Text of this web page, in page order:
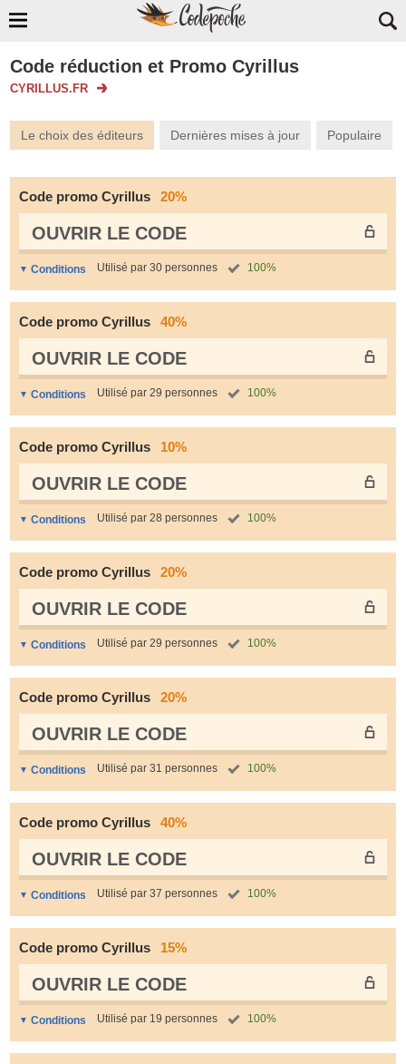
Code réduction et Promo Cyrillus
CYRILLUS.FR
Le choix des éditeurs Dernières mises à jour Populaire
Code promo Cyrillus 20%
OUVRIR LE СODE
Conditions Utilisé par 30 personnes 100%
Code promo Cyrillus 40%
OUVRIR LE СODE
Conditions Utilisé par 29 personnes 100%
Code promo Cyrillus 10%
OUVRIR LE СODE
Conditions Utilisé par 28 personnes 100%
Code promo Cyrillus 20%
OUVRIR LE СODE
Conditions Utilisé par 29 personnes 100%
Code promo Cyrillus 20%
OUVRIR LE СODE
Conditions Utilisé par 31 personnes 100%
Code promo Cyrillus 40%
OUVRIR LE СODE
Conditions Utilisé par 37 personnes 100%
Code promo Cyrillus 15%
OUVRIR LE СODE
Conditions Utilisé par 19 personnes 100%